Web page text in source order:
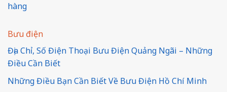
hàng
Bưu điện
Địa Chỉ, Số Điện Thoại Bưu Điện Quảng Ngãi – Những
Điều Cần Biết
Những Điều Bạn Cần Biết Về Bưu Điện Hồ Chí Minh